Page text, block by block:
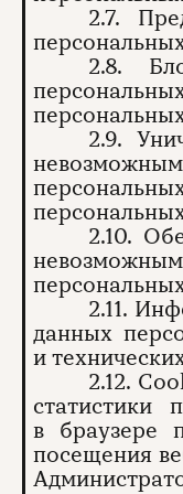
2.7.
2.8.
2.9.
2.10.
2.11.
данных
и
2.12.
статистики
в браузере
посещения